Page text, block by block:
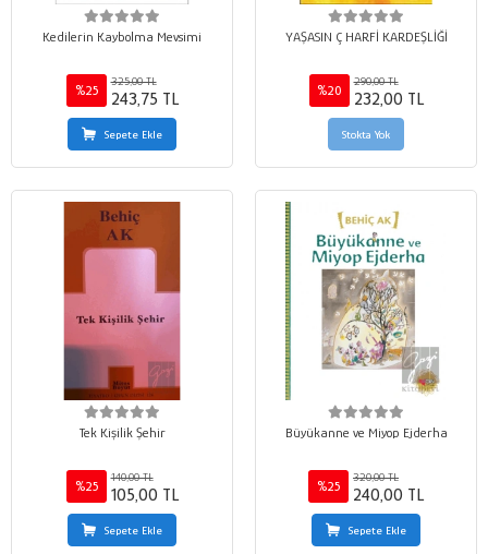
Kedilerin Kaybolma Mevsimi
%25
325,00 TL
243,75 TL
Sepete Ekle
YAŞASIN Ç HARFİ KARDEŞLİĞİ
%20
290,00 TL
232,00 TL
Stokta Yok
Tek Kişilik Şehir
%25
140,00 TL
105,00 TL
Sepete Ekle
Büyükanne ve Miyop Ejderha
%25
320,00 TL
240,00 TL
Sepete Ekle